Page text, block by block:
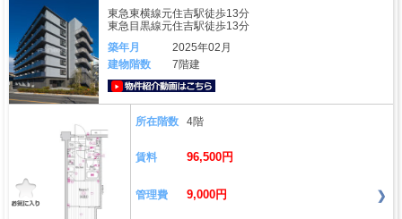
東急東横線元住吉駅徒歩13分
東急目黒線元住吉駅徒歩13分
築年月
2025年02月
建物階数
7階建
所在階数 4階
賃料 96,500円
管理費 9,000円